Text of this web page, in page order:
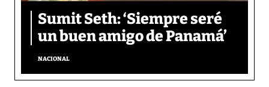
Sumit Seth: ‘Siempre seré
un buen amigo de Panamá’
NACIONAL